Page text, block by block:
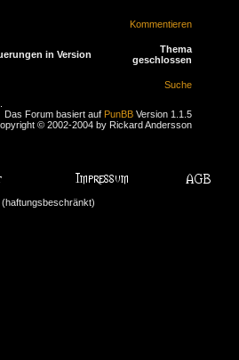
Kommentieren
in Version
Thema
geschlossen
Suche
Das Forum basiert auf PunBB Version 1.1.5
© 2002-2004 by Rickard Andersson